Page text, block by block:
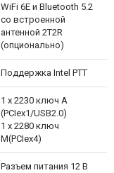
WiFi 6E и Bluetooth 5.2
со встроенной
антенной 2T2R
(опционально)
Поддержка Intel PTT
1 x 2230 ключ A
(PCIex1/USB2.0)
1 x 2280 ключ
M(PCIex4)
Разъем питания 12 В